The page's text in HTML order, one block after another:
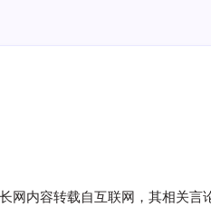
长网内容转载自互联网，其相关